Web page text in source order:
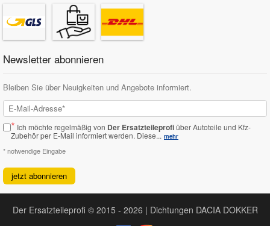
Newsletter abonnieren
Bleiben Sie über Neuigkeiten und Angebote informiert.
* Ich möchte regelmäßig von Der Ersatzteileprofiüber Autoteile und Kfz-
Zubehör per E-Mail informiert werden. Diese... mehr
* notwendige Eingabe
jetzt abonnieren
Der Ersatzteileprofi © 2015 - 2026 | Dichtungen DACIA DOKKER